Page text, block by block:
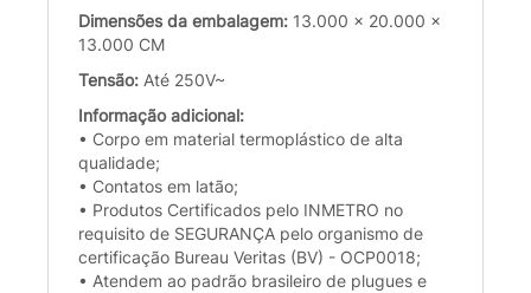
Dimensões da embalagem: 13.000 x 20.000 x
13.000 CM
Tensão: Até 250V~
Informação adicional:
• Corpo em material termoplástico de alta
qualidade;
• Contatos em latão;
• Produtos Certificados pelo INMETRO no
requisito de SEGURANÇA pelo organismo de
certificação Bureau Veritas (BV) - OCP0018;
• Atendem ao padrão brasileiro de plugues e